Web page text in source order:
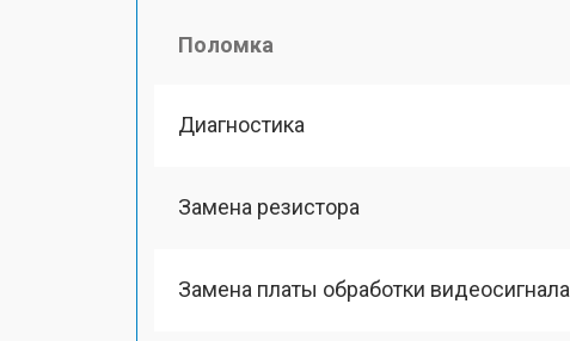
Поломка
Диагностика
Замена резистора
Замена платы обработки видеосигнала